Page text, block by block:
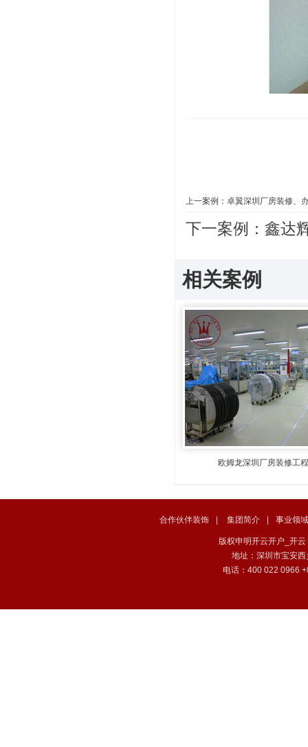
上一案例： 卓翼深圳厂房装修、
下一案例： 鑫达
相关案例
欧姆龙深圳厂房装修工程
合作伙伴装饰 | 集团简介 | 事业领域
版权申明开云开户_开
地址：深圳市宝安
电话：400 022 0966